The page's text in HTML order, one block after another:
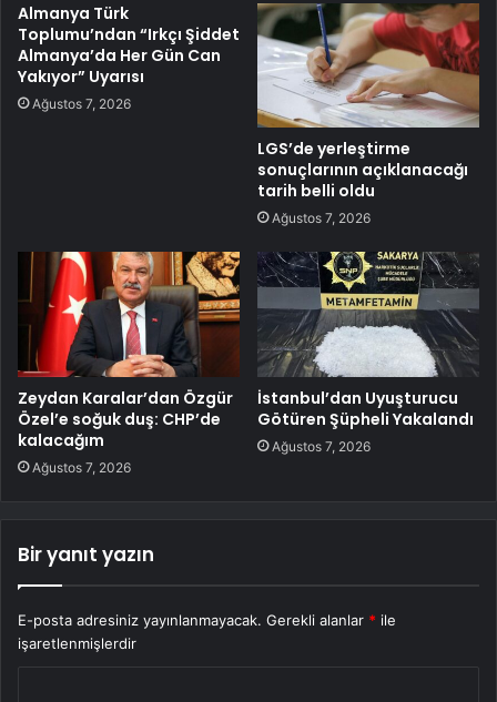
Almanya Türk
Toplumu’ndan “Irkçı Şiddet
Almanya’da Her Gün Can
Yakıyor” Uyarısı
Ağustos 7, 2026
LGS’de yerleştirme
sonuçlarının açıklanacağı
tarih belli oldu
Ağustos 7, 2026
Zeydan Karalar’dan Özgür
Özel’e soğuk duş: CHP’de
kalacağım
Ağustos 7, 2026
İstanbul’dan Uyuşturucu
Götüren Şüpheli Yakalandı
Ağustos 7, 2026
Bir yanıt yazın
E-posta adresiniz yayınlanmayacak. Gerekli alanlar * ile
işaretlenmişlerdir